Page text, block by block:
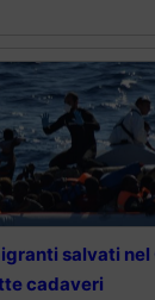
salvati nel
cadaveri